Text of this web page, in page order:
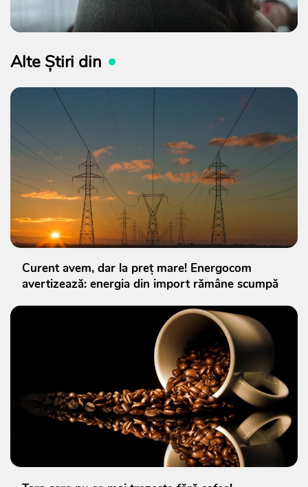
Alte Știri din
Curent avem, dar la preț mare! Energocom
avertizează: energia din import rămâne scumpă